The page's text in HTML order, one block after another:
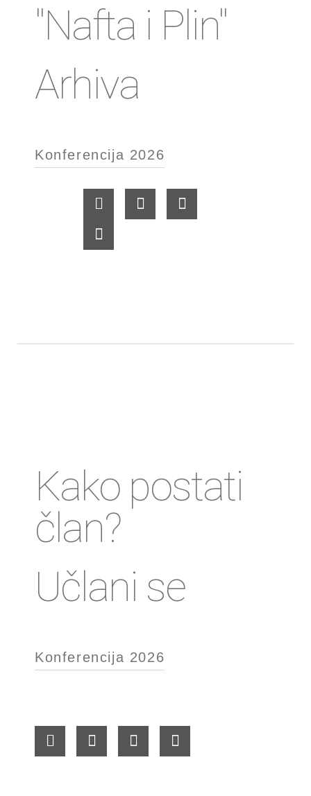
"Nafta i Plin"
Arhiva
Konferencija 2026
Kako postati
član?
Učlani se
Konferencija 2026